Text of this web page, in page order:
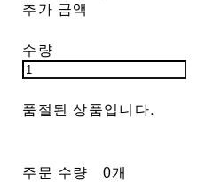
추가 금액
수량
품절된 상품입니다.
주문 수량
0개